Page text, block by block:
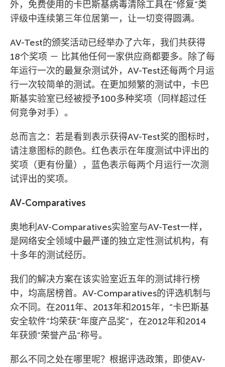
外，免费使用的卡巴斯基病毒清除工具在”修复”类
评级中连续第三年位居第一，让一切变得圆满。
AV-Test的颁奖活动已经举办了六年，我们共获得
18个奖项 － 比其他任何一家供应商都要多。除了每
年运行一次的最复杂测试外，AV-Test还每两个月运
行一次较简单的测试。在更加频繁的测试中，卡巴
斯基实验室已经被授予100多种奖项（同样超过任
何竞争对手）。
总而言之：若是看到表示获得AV-Test奖的图标时，
请注意图标的颜色。红色表示在年度测试中评出的
奖项（更有份量），蓝色表示每两个月运行一次测
试评出的奖项。
AV-Comparatives
奥地利AV-Comparatives实验室与AV-Test一样，
是网络安全领域中最严谨的独立定性测试机构，有
十多年的测试经历。
我们的解决方案在该实验室近五年的测试排行榜
中，均高居榜首。AV-Comparatives的评选机制与
众不同。在2011年、2013年和2015年，”卡巴斯基
安全软件”均荣获”年度产品奖”，在2012年和2014
年获颁”荣誉产品”称号。
那么不同之处在哪里呢？根据评选政策，即使AV-